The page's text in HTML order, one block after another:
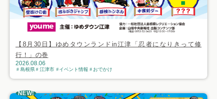
【8月30日】ゆめタウンランドin江津「忍者になりきって修
行！」の巻
2026.08.06
島根県 江津市 イベント情報 おでかけ
NEW!